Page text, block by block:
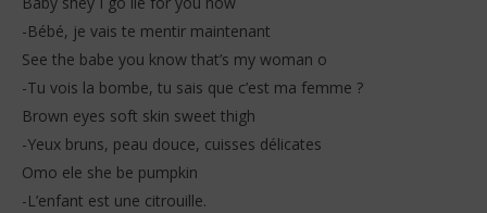
-Bébé, je vais te mentir maintenant
See the babe you know that’s my woman o
-Tu vois la bombe, tu sais que c’est ma femme ?
Brown eyes soft skin sweet thigh
-Yeux bruns, peau douce, cuisses délicates
Omo ele she be pumpkin
-L’enfant est une citrouille.